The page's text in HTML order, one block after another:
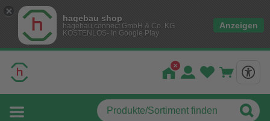
hagebau shop
hagebau connect GmbH & Co. KG
KOSTENLOS- In Google Play
Anzeigen